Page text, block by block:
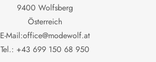
9400 Wolfsberg
Österreich
E-Mail:office@modewolf.at
Tel.: +43 699 150 68 950